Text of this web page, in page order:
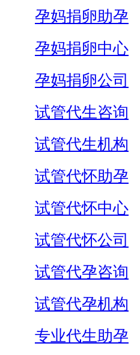
孕妈捐卵助孕
孕妈捐卵中心
孕妈捐卵公司
试管代生咨询
试管代生机构
试管代怀助孕
试管代怀中心
试管代怀公司
试管代孕咨询
试管代孕机构
专业代生助孕